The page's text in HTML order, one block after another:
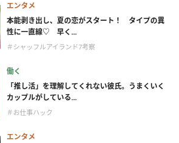
エンタメ
本能剥き出し、夏の恋がスタート！ タイプの異
性に一直線♡ 早く...
＃シャッフルアイランド7考察
働く
「推し活」を理解してくれない彼氏。うまくいく
カップルがしている...
＃お仕事ハック
エンタメ